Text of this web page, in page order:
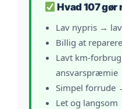
Hvad 107
Lav nypris →
Billig at
Lavt km-
ansvarspræmie
Simpel forrude
Let og